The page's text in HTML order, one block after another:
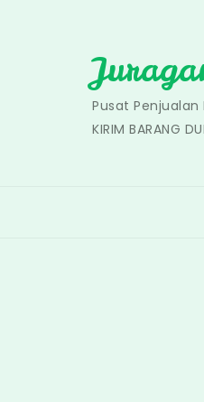
Pusat
KIRIM BARANG